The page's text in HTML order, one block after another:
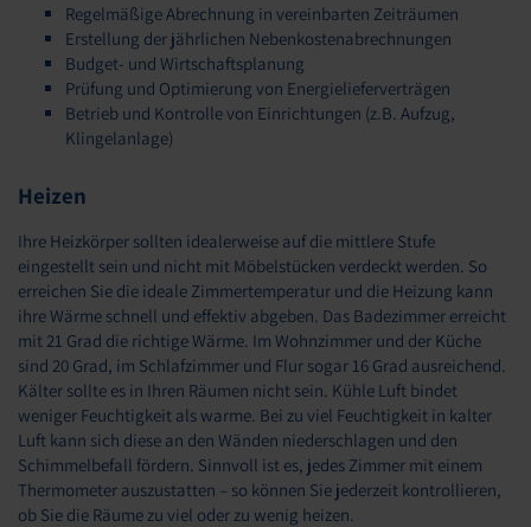
Regelmäßige Abrechnung in vereinbarten Zeiträumen
Erstellung der jährlichen Nebenkostenabrechnungen
Budget- und Wirtschaftsplanung
Prüfung und Optimierung von Energielieferverträgen
Betrieb und Kontrolle von Einrichtungen (z.B. Aufzug,
Klingelanlage)
Heizen
Ihre Heizkörper sollten idealerweise auf die mittlere Stufe
eingestellt sein und nicht mit Möbelstücken verdeckt werden. So
erreichen Sie die ideale Zimmertemperatur und die Heizung kann
ihre Wärme schnell und effektiv abgeben. Das Badezimmer erreicht
mit 21 Grad die richtige Wärme. Im Wohnzimmer und der Küche
sind 20 Grad, im Schlafzimmer und Flur sogar 16 Grad ausreichend.
Kälter sollte es in Ihren Räumen nicht sein. Kühle Luft bindet
weniger Feuchtigkeit als warme. Bei zu viel Feuchtigkeit in kalter
Luft kann sich diese an den Wänden niederschlagen und den
Schimmelbefall fördern. Sinnvoll ist es, jedes Zimmer mit einem
Thermometer auszustatten – so können Sie jederzeit kontrollieren,
ob Sie die Räume zu viel oder zu wenig heizen.